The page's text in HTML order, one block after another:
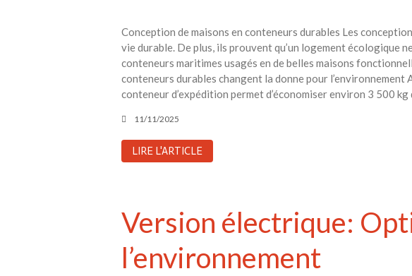
Conception de maisons en conteneurs durables Les
vie durable. De plus, ils prouvent qu’un logement
conteneurs maritimes usagés en de belles maisons
conteneurs durables changent la donne pour
conteneur d’expédition permet d’économiser environ 3 500 kg
11/11/2025
LIRE L'ARTICLE
Version électrique:
l’environnement